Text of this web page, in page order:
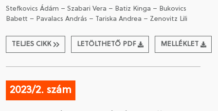
Stefkovics Ádám – Szabari Vera – Batiz Kinga – Bukovics
Babett – Pavalacs András – Tariska Andrea – Zenovitz Lili
TELJES CIKK LETÖLTHETŐ PDF MELLÉKLET
2023/2. szám